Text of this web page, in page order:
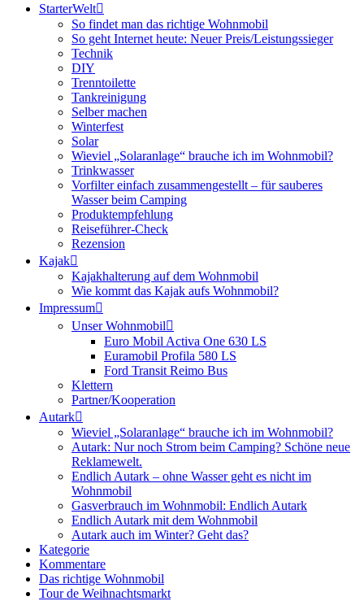
StarterWelt
So findet man das richtige Wohnmobil
So geht Internet heute: Neuer Preis/Leistungssieger
Technik
DIY
Trenntoilette
Tankreinigung
Selber machen
Winterfest
Solar
Wieviel „Solaranlage“ brauche ich im Wohnmobil?
Trinkwasser
Vorfilter einfach zusammengestellt – für sauberes
Wasser beim Camping
Produktempfehlung
Reiseführer-Check
Rezension
Kajak
Kajakhalterung auf dem Wohnmobil
Wie kommt das Kajak aufs Wohnmobil?
Impressum
Unser Wohnmobil
Euro Mobil Activa One 630 LS
Euramobil Profila 580 LS
Ford Transit Reimo Bus
Klettern
Partner/Kooperation
Autark
Wieviel „Solaranlage“ brauche ich im Wohnmobil?
Autark: Nur noch Strom beim Camping? Schöne neue
Reklamewelt.
Endlich Autark – ohne Wasser geht es nicht im
Wohnmobil
Gasverbrauch im Wohnmobil: Endlich Autark
Endlich Autark mit dem Wohnmobil
Autark auch im Winter? Geht das?
Kategorie
Kommentare
Das richtige Wohnmobil
Tour de Weihnachtsmarkt